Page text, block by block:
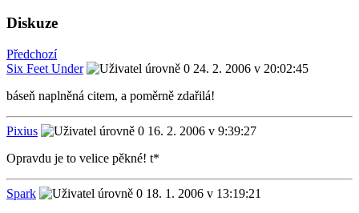
Diskuze
Předchozí
Six Feet Under
24. 2. 2006 v 20:02:45
báseň naplněná citem, a poměrně zdařilá!
Pixius
16. 2. 2006 v 9:39:27
Opravdu je to velice pěkné! t*
Spark
18. 1. 2006 v 13:19:21